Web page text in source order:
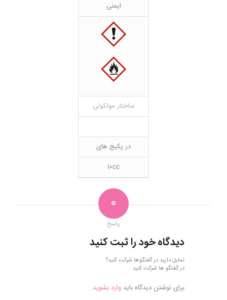
ایمنی
ساختار مولکولی
در پکیج های
10cc
0
پاسخ
دیدگاه خود را ثبت کنید
تمایل دارید در گفتگوها شرکت کنید؟
در گفتگو ها شرکت کنید.
برای نوشتن دیدگاه باید وارد بشوید.